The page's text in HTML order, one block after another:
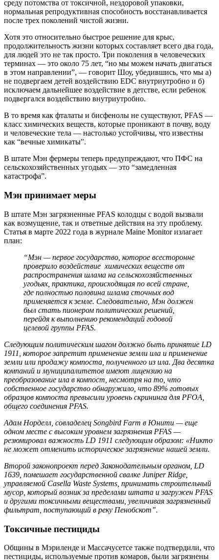
среду потомства от токсичной, нездоровой упаковки,
нормальная репродуктивная способность восстанавливается
после трех поколений чистой жизни.
Хотя это относительно быстрое решение для крыс,
продолжительность жизни которых составляет всего два года,
для людей это не так просто. Три поколения в человеческих
терминах — это около 75 лет, “но мы можем начать двигаться
в этом направлении”, — говорит Шоу, убедившись, что мы а)
не подвергаем детей воздействию EDC внутриутробно и б)
исключаем дальнейшее воздействие в детстве, если ребенок
подвергался воздействию внутриутробно.
В то время как фталаты и бисфенолы не существуют, PFAS —
класс химических веществ, которые проникают в почву, воду
и человеческие тела — настолько устойчивы, что известны
как “вечные химикаты”.
В штате Мэн фермеры теперь предупреждают, что ПФС на
сельскохозяйственных угодьях — это “замедленная
катастрофа”.
Мэн принимает меры
В штате Мэн загрязненные PFAS колодцы с водой вызвали
как возмущение, так и ответные действия на эту проблему.
Статья в марте 2022 года в журнале Maine Monitor излагает
план:
“Мэн — первое государство, которое всесторонне
проверило воздействие химических веществ от
распространения шлама на сельскохозяйственных
угодьях, практика, происходящая по всей стране,
где полностью половина шлама сточных вод
применяется к земле. Следовательно, Мэн должен
был стать пионером политических решений,
перейдя к выполнению рекомендаций годовой
целевой группы PFAS.
Следующим политическим шагом должно быть принятие LD
1911, которое запретит применение земли ила и применение
земли или продажу компоста, полученного из ила. Два десятка
компаний и муниципалитетов имеют лицензию на
преобразование ила в компост, несмотря на то, что
собственное государство обнаружило, что 89% готовых
образцов компоста превысили уровень скрининга для PFOA,
общего соединения PFAS.
Адам Норделл, совладелец Songbird Farm в Юнити — еще
одном месте с высоким уровнем загрязнения PFAS —
резюмировал важность LD 1911 следующим образом: «Никто
не может отменить историческое загрязнение нашей земли.
Второй законопроект перед Законодательным органом, LD
1639, помешает государственной свалке Juniper Ridge,
управляемой Casella Waste Systems, принимать строительный
мусор, который возник за пределами штата и загружен PFAS
и другими токсичными веществами, увеличивая загрязненный
фильтрат, поступающий в реку Пенобскот”.
Токсичные пестициды
Общины в Мэриленде и Массачусетсе также подтвердили, что
пестициды, используемые против комаров, были загрязнены